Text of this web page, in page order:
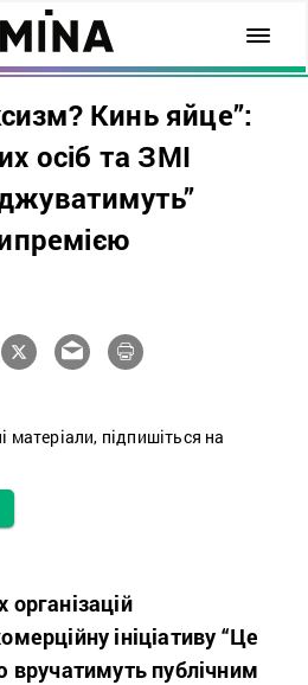
Кинь яйце”:
осіб та ЗМІ
підпишіться на
ініціативу “Це
вручатимуть публічним